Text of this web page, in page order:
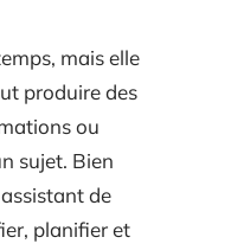
mais elle
produire des
ou
sujet. Bien
de
planifier et